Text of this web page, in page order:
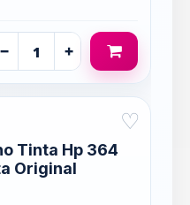
− +
♡
Tinta Hp 364
Original